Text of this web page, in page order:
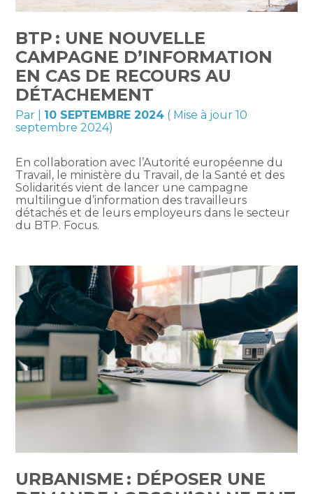
BTP : UNE NOUVELLE
CAMPAGNE D’INFORMATION
EN CAS DE RECOURS AU
DÉTACHEMENT
Par 10 SEPTEMBRE 2024 ( Mise à jour 10
septembre 2024)
En collaboration avec l’Autorité européenne du
Travail, le ministère du Travail, de la Santé et des
Solidarités vient de lancer une campagne
multilingue d’information des travailleurs
détachés et de leurs employeurs dans le secteur
du BTP. Focus.
URBANISME : DÉPOSER UNE